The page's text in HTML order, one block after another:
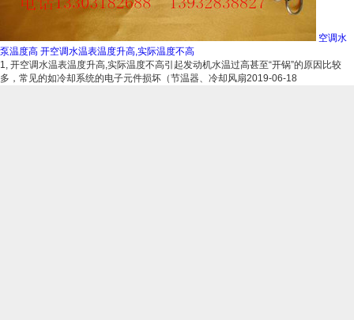
空调水
泵温度高 开空调水温表温度升高,实际温度不高
1, 开空调水温表温度升高,实际温度不高引起发动机水温过高甚至“开锅”的原因比较
多，常见的如冷却系统的电子元件损坏（节温器、冷却风扇2019-06-18